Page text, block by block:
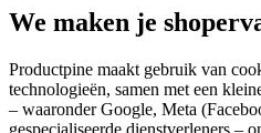
We maken je
Productpine maakt gebruik van
technologieën, samen met een
– waaronder Google, Meta